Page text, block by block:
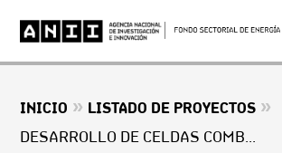
INICIO » LISTADO DE PROYECTOS »
DESARROLLO DE CELDAS COMBUSTIBLES DE ÓXIDO SÓLIDO (SOFC) CON TECNOLOGÍA NACIONAL PARTE I: DISEÑO Y EVALUACIÓN DE NUEVOS CÁTODOS Y PARES CÁTODO-ELECTROLITO PARA SOFCS»